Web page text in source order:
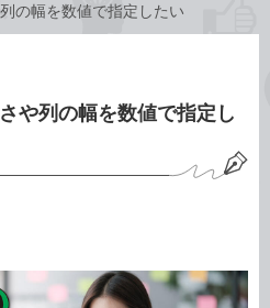
の幅を数値で指定したい
や列の幅を数値で指定し